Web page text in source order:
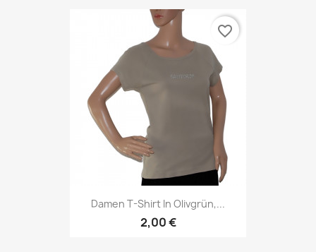
Damen T-Shirt In Olivgrün,...
2,00 €
favorite_border